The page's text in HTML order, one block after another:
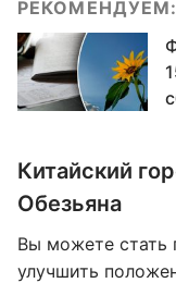
РЕКОМЕНДУЕМ:
Китайский
Обезьяна
Вы можете стать
улучшить